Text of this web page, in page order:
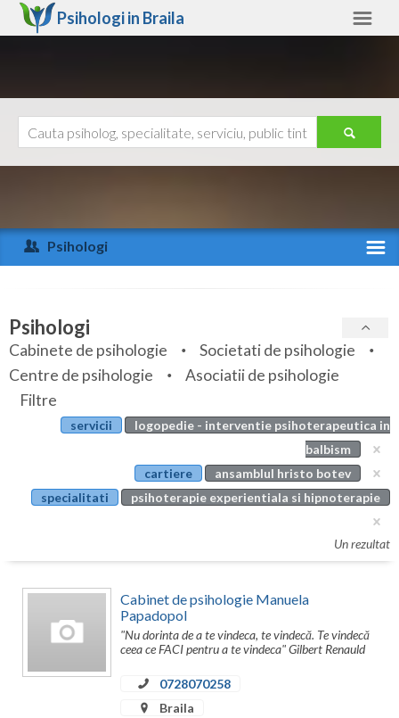
Psihologi in Braila
Arad
Arges
Bihor
Bistrita-Nasaud
Botosani
Calarasi
Caras-Severin
Ajutor
Psihologi
Specialitati
Servicii
Articole
Evenimente
Membri
Psihologi
Cabinete de psihologie
Societati de psihologie
Centre de psihologie
Asociatii de psihologie
Filtre
servicii
logopedie - interventie psihoterapeutica in
balbism
cartiere
ansamblul hristo botev
specialitati
psihoterapie experientiala si hipnoterapie
Un rezultat
Cabinet de psihologie Manuela
Papadopol
"Nu dorinta de a te vindeca, te vindecă. Te vindecă
ceea ce FACI pentru a te vindeca" Gilbert Renauld
0728070258
Braila